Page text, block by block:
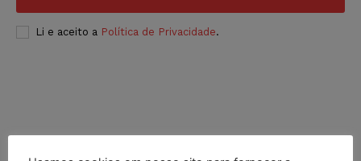
Li e aceito a Política de Privacidade.